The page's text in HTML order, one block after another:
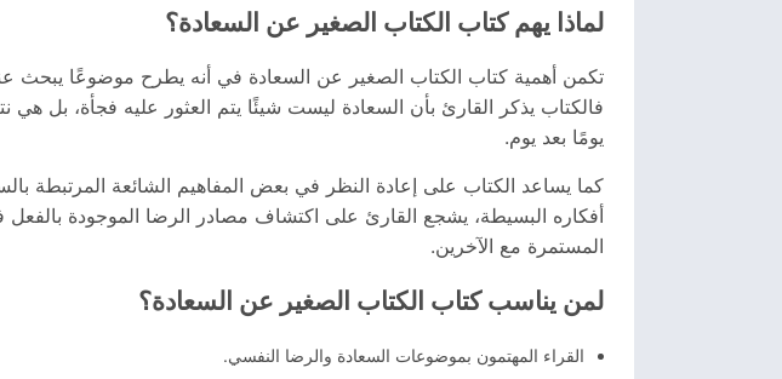
لماذا يهم كتاب الكتاب الصغير عن السعادة؟
تكمن أهمية كتاب الكتاب الصغير عن السعادة في أنه يطرح موضوعًا يبحث عنه
فالكتاب يذكر القارئ بأن السعادة ليست شيئًا يتم العثور عليه فجأة، بل
يومًا بعد يوم.
كما يساعد الكتاب على إعادة النظر في بعض المفاهيم الشائعة المرتبطة
أفكاره البسيطة، يشجع القارئ على اكتشاف مصادر الرضا الموجودة بالفعل
المستمرة مع الآخرين.
لمن يناسب كتاب الكتاب الصغير عن السعادة؟
القراء المهتمون بموضوعات السعادة والرضا النفسي.